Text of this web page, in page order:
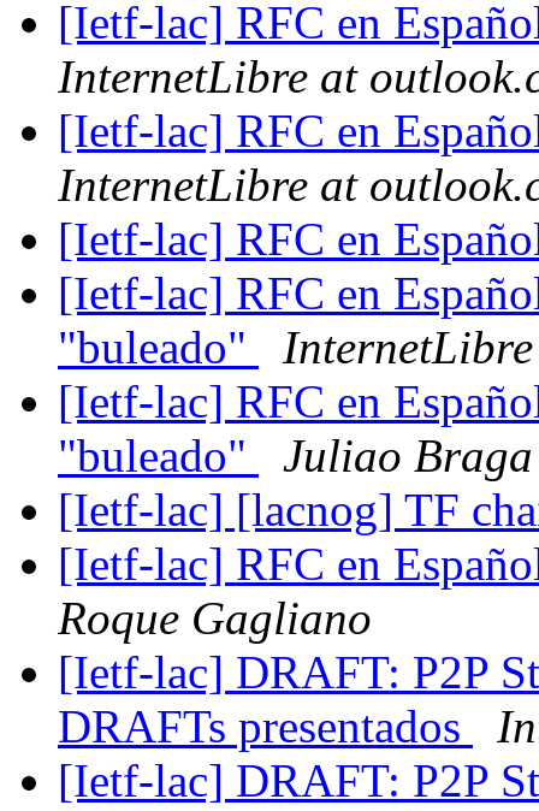
[Ietf-lac] RFC en
InternetLibre at
[Ietf-lac] RFC en
InternetLibre at
[Ietf-lac] RFC en
[Ietf-lac] RFC en
"buleado"
[Ietf-lac] RFC en
"buleado"
Juliao Braga
[Ietf-lac] [lacnog] TF
[Ietf-lac] RFC en
Roque Gagliano
[Ietf-lac] DRAFT: P2P
DRAFTs presentados
[Ietf-lac] DRAFT: P2P